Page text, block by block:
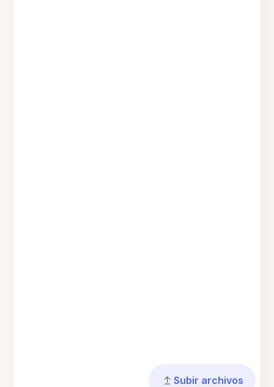
Subir archivos